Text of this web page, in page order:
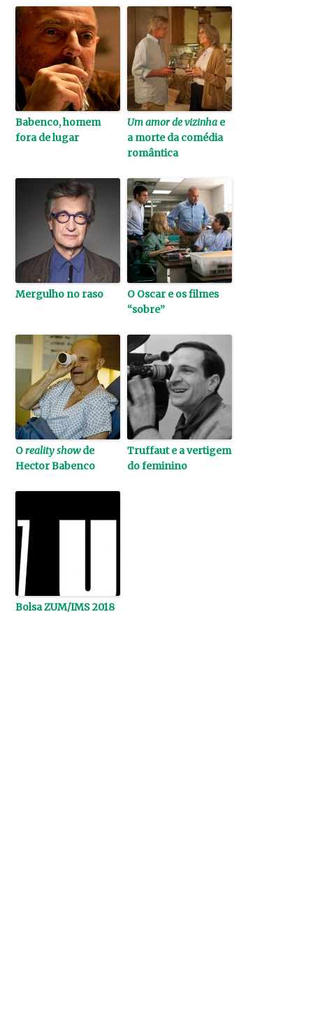
Babenco, homem
fora de lugar
Um amor de vizinha e
a morte da comédia
romântica
Mergulho no raso
O Oscar e os filmes
“sobre”
Oreality showde
Hector Babenco
Truffaut e a vertigem
do feminino
Bolsa ZUM/IMS 2018